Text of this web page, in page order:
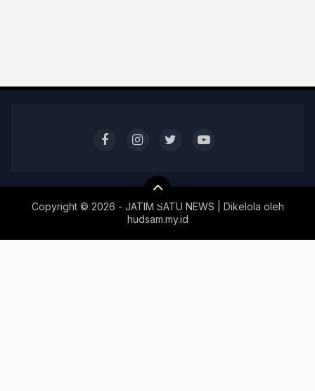
Copyright © 2026 - JATIM SATU NEWS | Dikelola oleh
hudsam.my.id